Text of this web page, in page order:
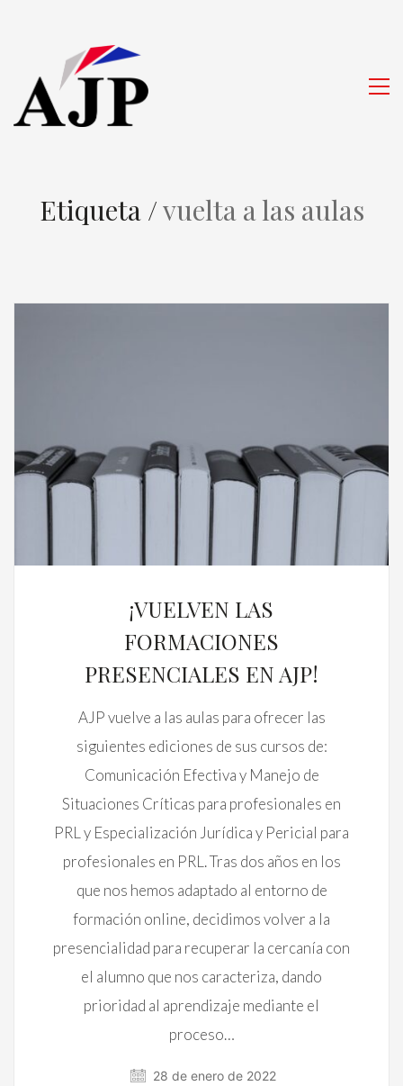
Etiqueta /vuelta a las aulas
¡VUELVEN LAS
FORMACIONES
PRESENCIALES EN AJP!
AJP vuelve a las aulas para ofrecer las
siguientes ediciones de sus cursos de:
Comunicación Efectiva y Manejo de
Situaciones Críticas para profesionales en
PRL y Especialización Jurídica y Pericial para
profesionales en PRL. Tras dos años en los
que nos hemos adaptado al entorno de
formación online, decidimos volver a la
presencialidad para recuperar la cercanía con
el alumno que nos caracteriza, dando
prioridad al aprendizaje mediante el
proceso…
28 de enero de 2022